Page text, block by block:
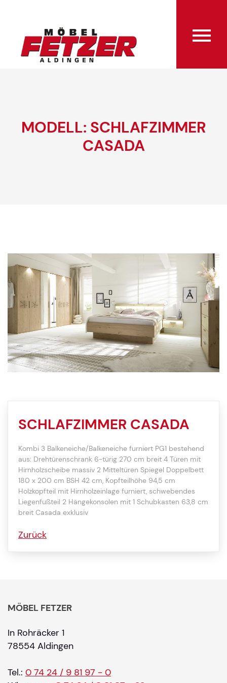
MODELL: SCHLAFZIMMER
CASADA
SCHLAFZIMMER CASADA
Kombi 3 Balkeneiche/Balkeneiche furniert PG1 bestehend
aus: Drehtürenschrank 6-türig 270 cm breit 4 Türen mit
Hirnholzscheibe massiv 2 Mitteltüren Spiegel Doppelbett
180 x 200 cm BSH 42 cm, Kopfteilhöhe 94,5 cm
Holzkopfteil mit Hirnholzeinlage furniert, schwebendes
Liegenfußteil 2 Hängekonsolen mit 1 Schubkasten 63,8 cm
breit Casada exklusiv
Zurück
MÖBEL FETZER
In Rohräcker 1
78554 Aldingen
Tel.: 0 74 24 / 9 81 97 - 0